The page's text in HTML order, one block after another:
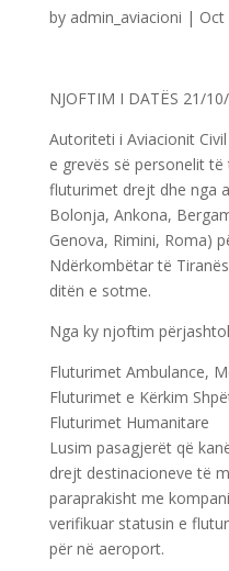
by admin_aviacioni | Oct
NJOFTIM I DATËS 21/
Autoriteti i Aviacionit
e grevës së personelit
fluturimet drejt dhe nga
Bolonja, Ankona,
Genova, Rimini, Roma)
Ndërkombëtar të
ditën e sotme.
Nga ky njoftim
Fluturimet Ambulance,
Fluturimet e Kërkim
Fluturimet Humanitare
Lusim pasagjerët që
drejt destinacioneve të
paraprakisht me
verifikuar statusin e
për në aeroport.